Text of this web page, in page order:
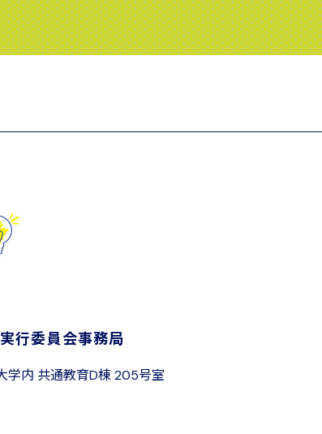
実行委員会事務局
学内 共通教育D棟 205号室